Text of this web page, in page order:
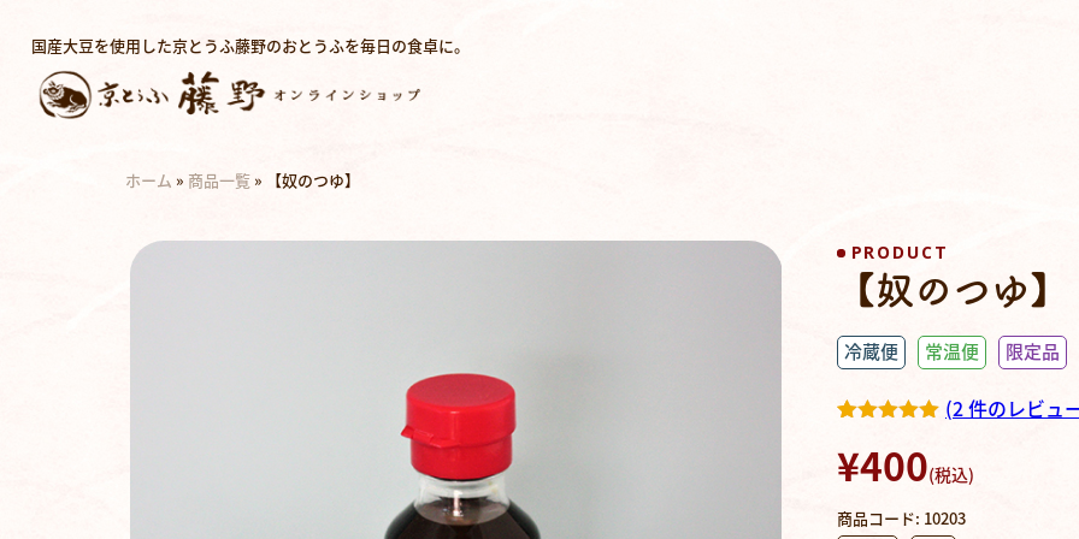
国産大豆を使用した京とうふ藤野のおとうふを毎日の食卓に。
ホーム » 商品一覧 » 【奴のつゆ】
PRODUCT
【奴のつゆ】
冷蔵便 常温便 限定品
評価に基づ
く5段階評
5.00 点
(2件のレビュ
¥400(税込)
商品コード: 10203